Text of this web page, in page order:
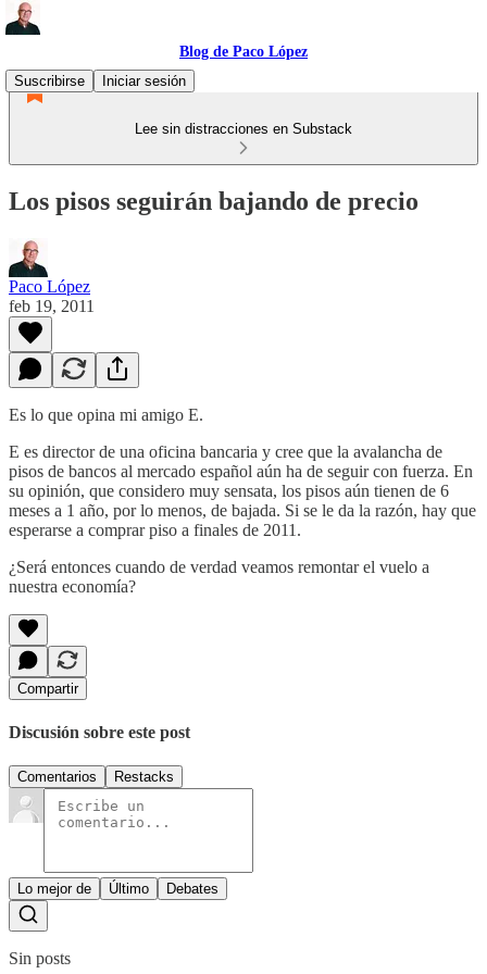
Blog de Paco López
Suscribirse
Iniciar sesión
Lee sin distracciones en Substack
Los pisos seguirán bajando de precio
Paco López
feb 19, 2011
Es lo que opina mi amigo E.
E es director de una oficina bancaria y cree que la avalancha de
pisos de bancos al mercado español aún ha de seguir con fuerza. En
su opinión, que considero muy sensata, los pisos aún tienen de 6
meses a 1 año, por lo menos, de bajada. Si se le da la razón, hay que
esperarse a comprar piso a finales de 2011.
¿Será entonces cuando de verdad veamos remontar el vuelo a
nuestra economía?
Compartir
Discusión sobre este post
Comentarios Restacks
Lo mejor de Último Debates
Sin posts